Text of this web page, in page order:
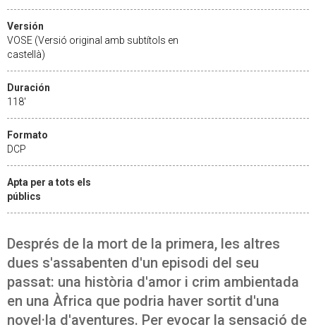
Versión
VOSE (Versió original amb subtítols en
castellà)
Duración
118'
Formato
DCP
Apta per a tots els
públics
Després de la mort de la primera, les altres
dues s'assabenten d'un episodi del seu
passat: una història d'amor i crim ambientada
en una Àfrica que podria haver sortit d'una
novel·la d'aventures. Per evocar la sensació de